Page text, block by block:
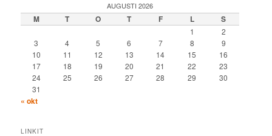
AUGUSTI 2026
M T O T F L S
1
2
3
4 5 6 7 8
9
10
11 12 13 14 15
16
17
18 19 20 21 22
23
24
25 26 27 28 29
30
31
« okt
LINKIT